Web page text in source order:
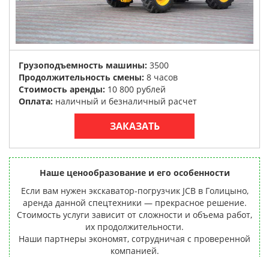
Грузоподъемность машины: 3500
Продолжительность смены: 8 часов
Стоимость аренды: 10 800 рублей
Оплата: наличный и безналичный расчет
ЗАКАЗАТЬ
Наше ценообразование и его особенности
Если вам нужен экскаватор-погрузчик JCB в Голицыно,
аренда данной спецтехники — прекрасное решение.
Стоимость услуги зависит от сложности и объема работ,
их продолжительности.
Наши партнеры экономят, сотрудничая с проверенной
компанией.